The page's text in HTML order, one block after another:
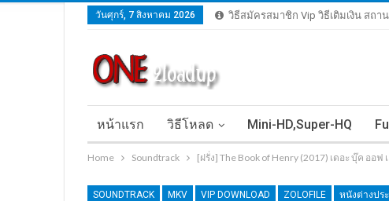
วันศุกร์, 7 สิงหาคม 2026 วิธีสมัครสมาชิก Vip วิธีเติมเงิน สถาน
หน้าแรก วิธีโหลด Mini-HD,Super-HQ
Home Soundtrack [ฝรั่ง] The Book of Henry (2017) เดอะ บุ๊ค ออ
SOUNDTRACK MKV VIP DOWNLOAD ZOLOFILE หนังต่างปร